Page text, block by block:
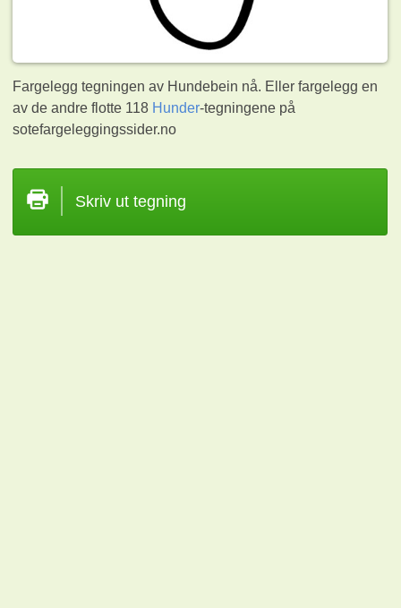
Fargelegg tegningen av Hundebein nå. Eller fargelegg en
av de andre flotte 118 Hunder-tegningene på
sotefargeleggingssider.no
Skriv ut tegning